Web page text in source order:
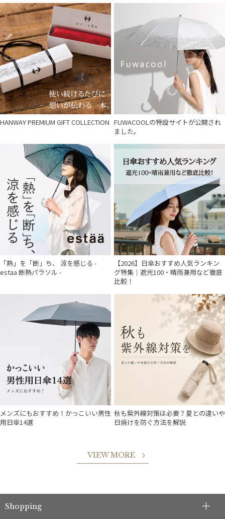
HANWAY PREMIUM GIFT COLLECTION FUWACOOLの特設サイトが公開され
ました。
「熱」を「断」ち、 涼を感じる -
estaa 断熱パラソル -
【2026】日傘おすすめ人気ランキン
グ特集｜遮光100・晴雨兼用など徹底
比較！
メンズにもおすすめ！かっこいい男性
用日傘14選
秋も紫外線対策は必要？夏との違いや
日焼けを防ぐ方法を解説
VIEW MORE
Shopping